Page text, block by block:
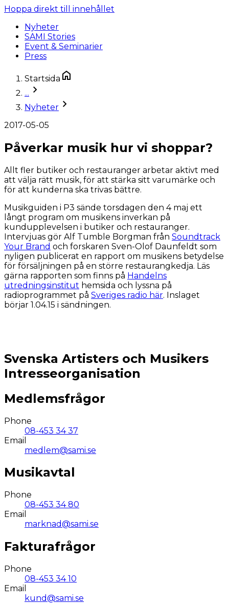
Hoppa direkt till innehållet
Nyheter
SAMI Stories
Event & Seminarier
Press
Startsida
...
Nyheter
2017-05-05
Påverkar musik hur vi shoppar?
Allt fler butiker och restauranger arbetar aktivt med
att välja rätt musik, för att stärka sitt varumärke och
för att kunderna ska trivas bättre.
Musikguiden i P3 sände torsdagen den 4 maj ett
långt program om musikens inverkan på
kundupplevelsen i butiker och restauranger.
Intervjuas gör Alf Tumble Borgman från Soundtrack
Your Brand och forskaren Sven-Olof Daunfeldt som
nyligen publicerat en rapport om musikens betydelse
för försäljningen på en större restaurangkedja. Läs
gärna rapporten som finns på Handelns
utredningsinstitut hemsida och lyssna på
radioprogrammet på Sveriges radio här. Inslaget
börjar 1.04.15 i sändningen.
Svenska Artisters och Musikers
Intresseorganisation
Medlemsfrågor
Phone
08-453 34 37
Email
medlem@sami.se
Musikavtal
Phone
08-453 34 80
Email
marknad@sami.se
Fakturafrågor
Phone
08-453 34 10
Email
kund@sami.se